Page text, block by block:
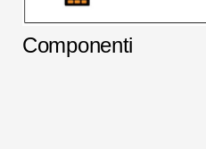
Componenti